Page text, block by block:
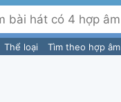
Thể loại Tìm theo hợp âm